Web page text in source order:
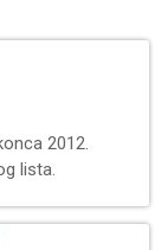
2012.
lista.